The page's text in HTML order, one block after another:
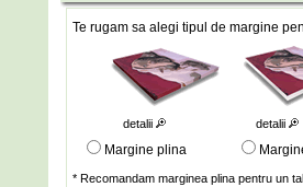
Te rugam sa alegi tipul de margine
detalii detalii
Margine plina
* Recomandam marginea plina pentru un